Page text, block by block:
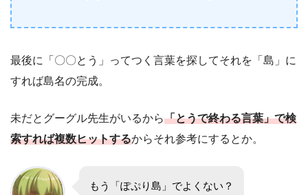
最後に「〇〇とう」ってつく言葉を探してそれを「島」に
すれば島名の完成。
未だとグーグル先生がいるから「とうで終わる言葉」で検
索すれば複数ヒットするからそれ参考にするとか。
もう「ぽぷり島」でよくない？